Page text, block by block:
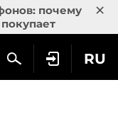
почему
×
RU